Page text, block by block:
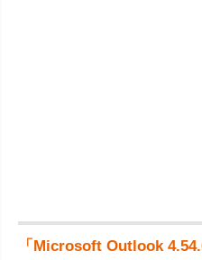
「Microsoft Outlook